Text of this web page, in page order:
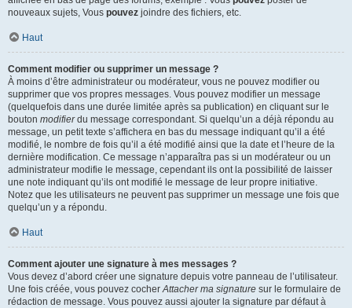
nouveaux sujets, Vous pouvez joindre des fichiers, etc.
Haut
Comment modifier ou supprimer un message ?
À moins d’être administrateur ou modérateur, vous ne pouvez modifier ou
supprimer que vos propres messages. Vous pouvez modifier un message
(quelquefois dans une durée limitée après sa publication) en cliquant sur le
bouton modifierdu message correspondant. Si quelqu’un a déjà répondu au
message, un petit texte s’affichera en bas du message indiquant qu’il a été
modifié, le nombre de fois qu’il a été modifié ainsi que la date et l’heure de la
dernière modification. Ce message n’apparaîtra pas si un modérateur ou un
administrateur modifie le message, cependant ils ont la possibilité de laisser
une note indiquant qu’ils ont modifié le message de leur propre initiative.
Notez que les utilisateurs ne peuvent pas supprimer un message une fois que
quelqu’un y a répondu.
Haut
Comment ajouter une signature à mes messages ?
Vous devez d’abord créer une signature depuis votre panneau de l’utilisateur.
Une fois créée, vous pouvez cocherAttacher ma signature sur le formulaire de
rédaction de message. Vous pouvez aussi ajouter la signature par défaut à